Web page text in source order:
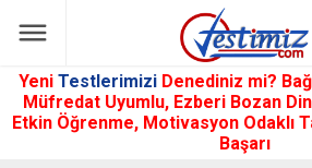
Yeni Testlerimizi Denediniz mi?
Müfredat Uyumlu, Ezberi Bozan
Etkin Öğrenme, Motivasyon Odaklı
Başarı